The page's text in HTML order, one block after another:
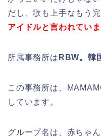
だし、歌も上手なもう
アイドルと言われていま
所属事務所は RBW。韓
この事務所は、
しています。
グループ名は、赤ちゃ